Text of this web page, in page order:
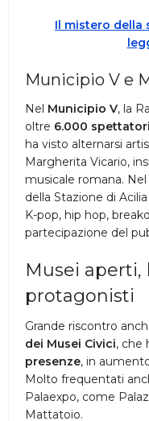
Il mistero della
Municipio V e
Nel Municipio V, la
oltre 6.000 spettatori
ha visto alternarsi
Margherita Vicario,
musicale romana. Nel
della Stazione di
K-pop, hip hop,
partecipazione del
Musei
protagonisti
Grande riscontro
dei Musei Civici, che
presenze, in
Molto frequentati
Palaexpo, come
Mattatoio.